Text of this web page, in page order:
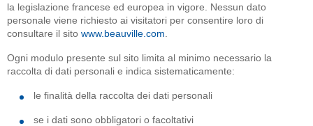
la legislazione francese ed europea in vigore. Nessun dato
personale viene richiesto ai visitatori per consentire loro di
consultare il sito www.beauville.com
Ogni modulo presente sul sito limita al minimo necessario la
raccolta di dati personali e indica sistematicamente:
le finalità della raccolta dei dati personali
se i dati sono obbligatori o facoltativi